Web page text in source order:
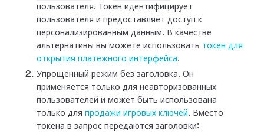
пользователя. Токен идентифицирует
пользователя и предоставляет доступ к
персонализированным данным. В качестве
альтернативы вы можете использовать токен для
открытия платежного интерфейса.
Упрощенный режим без заголовка. Он
применяется только для неавторизованных
пользователей и может быть использована
только для продажи игровых ключей. Вместо
токена в запрос передаются заголовки: